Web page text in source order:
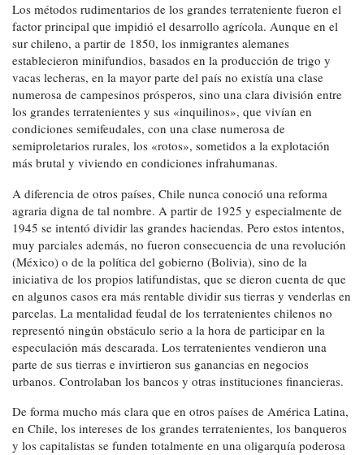
Los métodos rudimentarios de los grandes terrateniente fueron el
factor principal que impidió el desarrollo agrícola. Aunque en el
sur chileno, a partir de 1850, los inmigrantes alemanes
establecieron minifundios, basados en la producción de trigo y
vacas lecheras, en la mayor parte del país no existía una clase
numerosa de campesinos prósperos, sino una clara división entre
los grandes terratenientes y sus «inquilinos», que vivían en
condiciones semifeudales, con una clase numerosa de
semiproletarios rurales, los «rotos», sometidos a la explotación
más brutal y viviendo en condiciones infrahumanas.
A diferencia de otros países, Chile nunca conoció una reforma
agraria digna de tal nombre. A partir de 1925 y especialmente de
1945 se intentó dividir las grandes haciendas. Pero estos intentos,
muy parciales además, no fueron consecuencia de una revolución
(México) o de la política del gobierno (Bolivia), sino de la
iniciativa de los propios latifundistas, que se dieron cuenta de que
en algunos casos era más rentable dividir sus tierras y venderlas en
parcelas. La mentalidad feudal de los terratenientes chilenos no
representó ningún obstáculo serio a la hora de participar en la
especulación más descarada. Los terratenientes vendieron una
parte de sus tierras e invirtieron sus ganancias en negocios
urbanos. Controlaban los bancos y otras instituciones financieras.
De forma mucho más clara que en otros países de América Latina,
en Chile, los intereses de los grandes terratenientes, los banqueros
y los capitalistas se funden totalmente en una oligarquía poderosa